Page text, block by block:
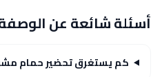
أسئلة شائعة عن
كم يستغرق تحضير حمام